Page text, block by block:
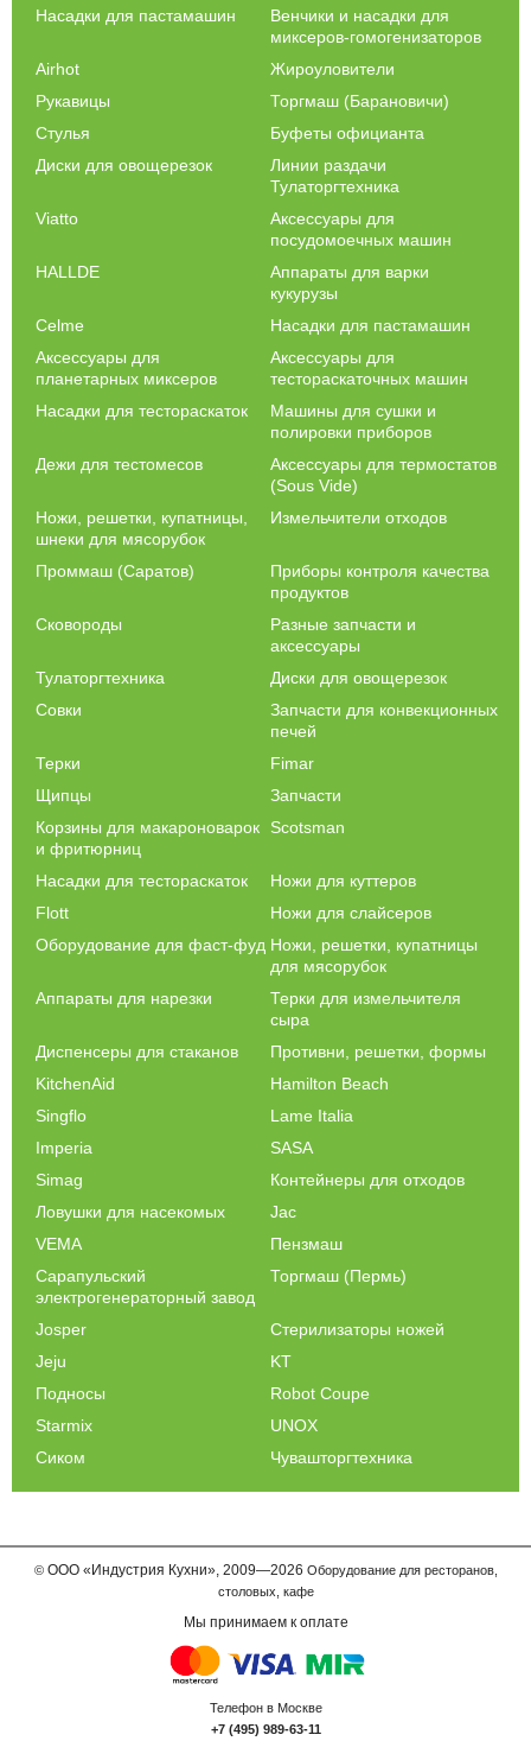
Насадки для пастамашин
Венчики и насадки для
миксеров-гомогенизаторов
Airhot
Жироуловители
Рукавицы
Торгмаш (Барановичи)
Стулья
Буфеты официанта
Диски для овощерезок
Линии раздачи
Тулаторгтехника
Viatto
Аксессуары для
посудомоечных машин
HALLDE
Аппараты для варки
кукурузы
Celme
Насадки для пастамашин
Аксессуары для
планетарных миксеров
Аксессуары для
тестораскаточных машин
Насадки для тестораскаток
Машины для сушки и
полировки приборов
Дежи для тестомесов
Аксессуары для термостатов
(Sous Vide)
Ножи, решетки, купатницы,
шнеки для мясорубок
Измельчители отходов
Проммаш (Саратов)
Приборы контроля качества
продуктов
Сковороды
Разные запчасти и
аксессуары
Тулаторгтехника
Диски для овощерезок
Совки
Запчасти для конвекционных
печей
Терки
Fimar
Щипцы
Запчасти
Корзины для макароноварок
и фритюрниц
Scotsman
Насадки для тестораскаток
Ножи для куттеров
Flott
Ножи для слайсеров
Оборудование для фаст-фуд Ножи, решетки, купатницы
для мясорубок
Аппараты для нарезки
Терки для измельчителя
сыра
Диспенсеры для стаканов
Противни, решетки, формы
KitchenAid
Hamilton Beach
Singflo
Lame Italia
Imperia
SASA
Simag
Контейнеры для отходов
Ловушки для насекомых
Jac
VEMA
Пензмаш
Сарапульский
электрогенераторный завод
Торгмаш (Пермь)
Josper
Стерилизаторы ножей
Jeju
KT
Подносы
Robot Coupe
Starmix
UNOX
Сиком
Чувашторгтехника
© ООО «Индустрия Кухни»,2009—2026 Оборудование для ресторанов,
столовых, кафе
Мы принимаем к оплате
Телефон в Москве
+7 (495) 989-63-11